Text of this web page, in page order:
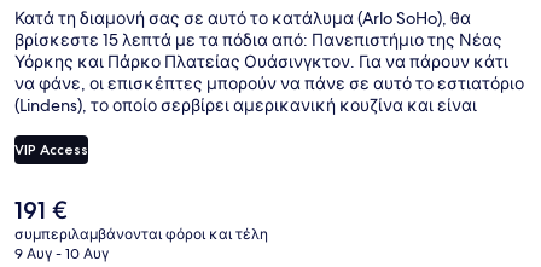
Κατά τη διαμονή σας σε αυτό το κατάλυμα (Arlo SoHo), θα
βρίσκεστε 15 λεπτά με τα πόδια από: Πανεπιστήμιο της Νέας
Υόρκης και Πάρκο Πλατείας Ουάσινγκτον. Για να πάρουν κάτι
να φάνε, οι επισκέπτες μπορούν να πάνε σε αυτό το εστιατόριο
(Lindens), το οποίο σερβίρει αμερικανική κουζίνα και είναι
ξενοδοχείο (τύπου μπουτίκ) προσφέρονται επίσης παροχές
όπως μπαρ/lounge, μπαρ με σνακ/ντελικατέσεν και δωρεάν
βρίσκεται σε κοντινή απόσταση με τα πόδια από τα μέσα
μαζικής μεταφοράς: το σημείο επιβίβασης Σταθμός Canal St.
Station (Varick St.) απέχει 3 λεπτά και το σημείο επιβίβασης
VIP Access
Η
τρέχουσα
τιμή
191 €
συμπεριλαμβάνονται φόροι και τέλη
9 Αυγ - 10 Αυγ